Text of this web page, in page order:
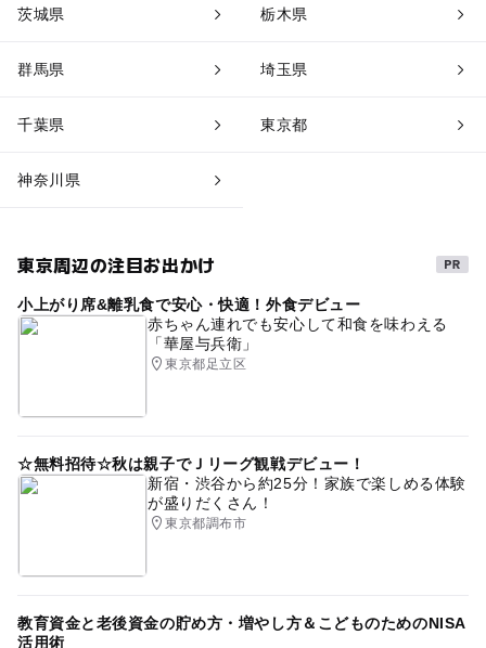
茨城県 栃木県
群馬県 埼玉県
千葉県 東京都
神奈川県
東京周辺の注目お出かけ
小上がり席&離乳食で安心・快適！外食デビュー
赤ちゃん連れでも安心して和食を味わえる
「華屋与兵衛」
東京都足立区
☆無料招待☆秋は親子でＪリーグ観戦デビュー！
新宿・渋谷から約25分！家族で楽しめる体験
が盛りだくさん！
東京都調布市
教育資金と老後資金の貯め方・増やし方＆こどものためのNISA
活用術